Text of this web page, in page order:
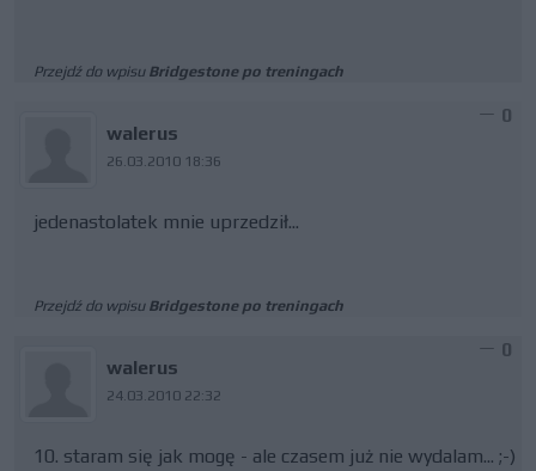
Przejdź do wpisu Bridgestone po treningach
walerus
26.03.2010 18:36
0
jedenastolatek mnie uprzedził...
Przejdź do wpisu Bridgestone po treningach
walerus
24.03.2010 22:32
0
10. staram się jak mogę - ale czasem już nie wydalam... ;-)